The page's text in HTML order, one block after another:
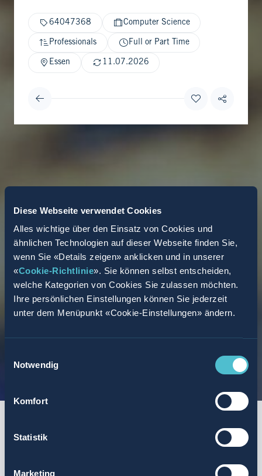
Diese Webseite verwendet Cookies
Alles wichtige über den Einsatz von Cookies und
ähnlichen Technologien auf dieser Webseite finden Sie,
wenn Sie «Details zeigen» anklicken und in unserer
«Cookie-Richtlinie». Sie können selbst entscheiden,
welche Kategorien von Cookies Sie zulassen möchten.
Ihre persönlichen Einstellungen können Sie jederzeit
unter dem Menüpunkt «Cookie-Einstellungen» ändern.
Notwendig
Komfort
Statistik
Marketing
64047368 Computer Science
Professionals Full or Part Time
Essen 11.07.2026